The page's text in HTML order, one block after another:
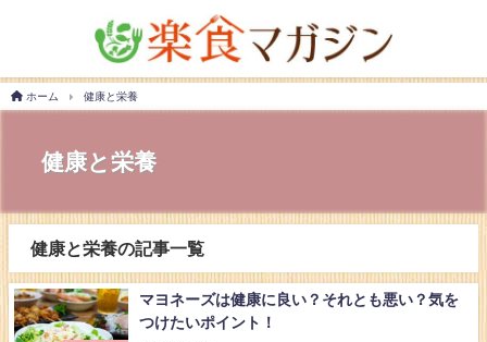
ホーム 健康と栄養
健康と栄養
健康と栄養の記事一覧
マヨネーズは健康に良い？それとも悪い？気を
つけたいポイント！